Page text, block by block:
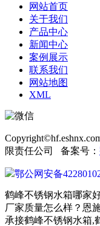
网站首页
关于我们
产品中心
新闻中心
案例展示
联系我们
网站地图
XML
限责任公司 备案号：
鄂公网安备
鹤峰不锈钢水箱哪家
厂家质量怎么样？恩
承接鹤峰不锈钢水箱,